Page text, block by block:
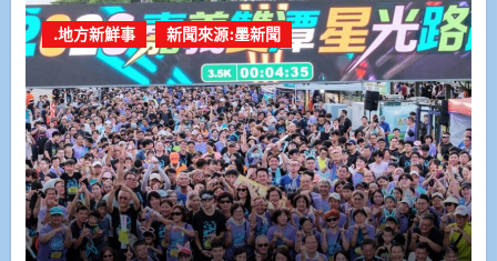
.地方新鮮事 新聞來源:墨新聞